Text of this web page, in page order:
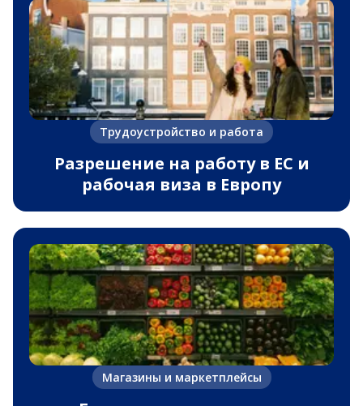
Трудоустройство и работа
Разрешение на работу в ЕС и
рабочая виза в Европу
Магазины и маркетплейсы